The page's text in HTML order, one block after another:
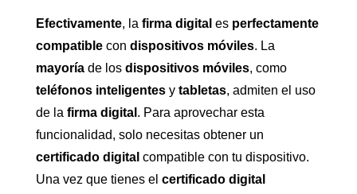
Efectivamente, la firma digital es perfectamente
compatiblecon dispositivos móviles. La
mayoríade los dispositivos móviles, como
teléfonos inteligentesy tabletas, admiten el uso
de la firma digital . Para aprovechar esta
funcionalidad, solo necesitas obtener un
certificado digital compatible con tu dispositivo.
Una vez que tienes el certificado digital